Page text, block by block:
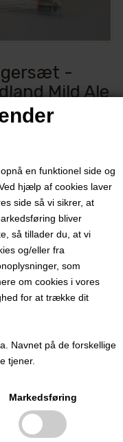
en funktionel side og
hjælp af cookies laver
side så vi sikrer, at
bliver
så tillader du, at vi
og/eller fra
som
om cookies i vores
for at trække dit
Navnet på de forskellige
tjener.
Markedsføring
-
Mild Ale
Midland Mild Ale
af udstyr.
Midland Mild Ale. -
og tyl samt gærrør